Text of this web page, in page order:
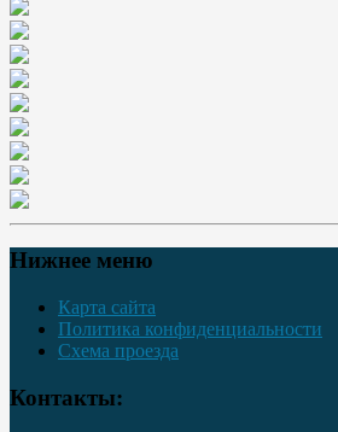
Нижнее меню
Карта сайта
Политика конфиденциальности
Схема проезда
Контакты: